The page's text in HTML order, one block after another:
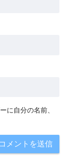
に自分の名前、